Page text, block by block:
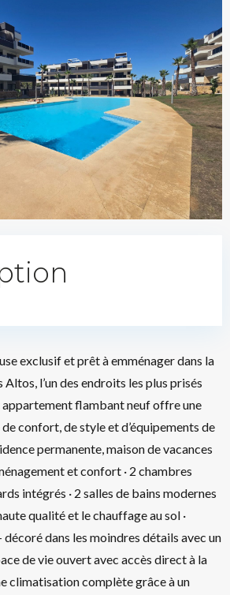
exclusif et prêt à emménager dans la
l’un des endroits les plus prisés
appartement flambant neuf offre une
confort, de style et d’équipements de
permanente, maison de vacances
et confort · 2 chambres
intégrés · 2 salles de bains modernes
qualité et le chauffage au sol ·
dans les moindres détails avec un
de vie ouvert avec accès direct à la
climatisation complète grâce à un